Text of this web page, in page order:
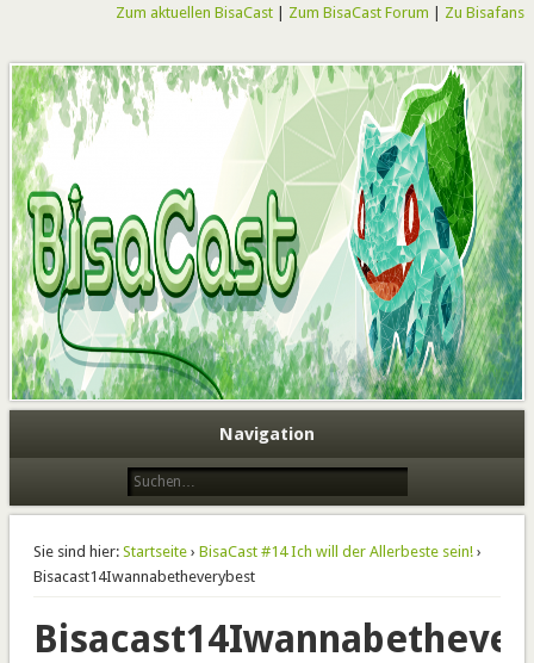
Zum aktuellen BisaCast Zum BisaCast Forum Zu Bisafans
Navigation
Sie sind hier: Startseite› BisaCast #14 Ich will der Allerbeste sein!›
Bisacast14Iwannabetheverybest